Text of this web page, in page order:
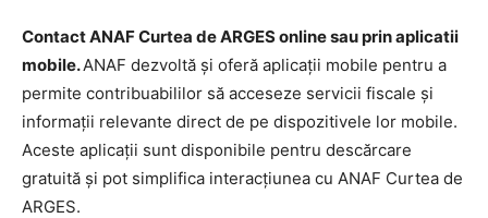
Contact ANAF Curtea de ARGES online sau prin aplicatii
mobile.ANAF dezvoltă și oferă aplicații mobile pentru a
permite contribuabililor să acceseze servicii fiscale și
informații relevante direct de pe dispozitivele lor mobile.
Aceste aplicații sunt disponibile pentru descărcare
gratuită și pot simplifica interacțiunea cu ANAF Curtea de
ARGES.